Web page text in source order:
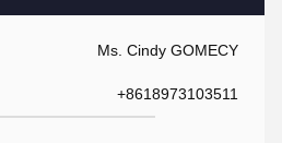
Ms. Cindy GOMECY
+8618973103511